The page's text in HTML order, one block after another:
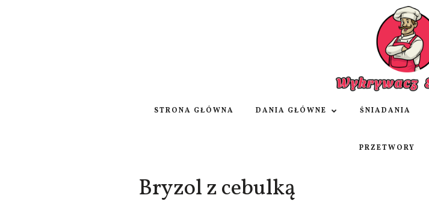
STRONA GŁÓWNA DANIA GŁÓWNE ŚNIADANIA
PRZETWORY
Bryzol z cebulką